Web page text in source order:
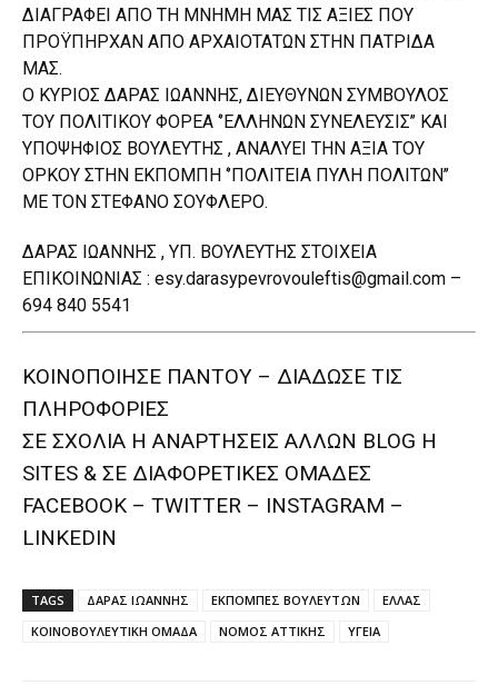
ΔΙΑΓΡΑΦΕΙ ΑΠΟ ΤΗ ΜΝΗΜΗ ΜΑΣ ΤΙΣ ΑΞΙΕΣ ΠΟΥ
ΠΡΟΫΠΗΡΧΑΝ ΑΠΟ ΑΡΧΑΙΟΤΑΤΩΝ ΣΤΗΝ ΠΑΤΡΙΔΑ
ΜΑΣ.
Ο ΚΥΡΙΟΣ ΔΑΡΑΣ ΙΩΑΝΝΗΣ, ΔΙΕΥΘΥΝΩΝ ΣΥΜΒΟΥΛΟΣ
ΤΟΥ ΠΟΛΙΤΙΚΟΥ ΦΟΡΕΑ ‘’ΕΛΛΗΝΩΝ ΣΥΝΕΛΕΥΣΙΣ’’ ΚΑΙ
ΥΠΟΨΗΦΙΟΣ ΒΟΥΛΕΥΤΗΣ , ΑΝΑΛΥΕΙ ΤΗΝ ΑΞΙΑ ΤΟΥ
ΟΡΚΟΥ ΣΤΗΝ ΕΚΠΟΜΠΗ ‘’ΠΟΛΙΤΕΙΑ ΠΥΛΗ ΠΟΛΙΤΩΝ’’
ΜΕ ΤΟΝ ΣΤΕΦΑΝΟ ΣΟΥΦΛΕΡΟ.
ΔΑΡΑΣ ΙΩΑΝΝΗΣ , ΥΠ. ΒΟΥΛΕΥΤΗΣ ΣΤΟΙΧΕΙΑ
ΕΠΙΚΟΙΝΩΝΙΑΣ : esy.darasypevrovouleftis@gmail.com –
694 840 5541
ΚΟΙΝΟΠΟΙΗΣΕ ΠΑΝΤΟΥ – ΔΙΑΔΩΣΕ ΤΙΣ
ΠΛΗΡΟΦΟΡΙΕΣ
ΣΕ ΣΧΟΛΙΑ H ΑΝAΡΤΗΣΕΙΣ ΑΛΛΩΝ BLOG H
SITES & ΣΕ ΔΙΑΦΟΡΕTIKEΣ ΟΜΑΔΕΣ
FACEBOOK – TWITTER – INSTAGRAM –
LINKEDIN
TAGS ΔΑΡΑΣ ΙΩΑΝΝΗΣ ΕΚΠΟΜΠΕΣ ΒΟΥΛΕΥΤΩΝ
ΕΛΛΑΣ
ΚΟΙΝΟΒΟΥΛΕΥΤΙΚΗ ΟΜΑΔΑ
ΝΟΜΟΣ ΑΤΤΙΚΗΣ ΥΓΕΙΑ